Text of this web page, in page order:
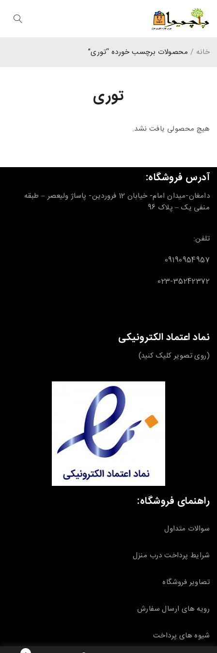
توری
خانه / محصولات برچسب خورده “توری”
هیچ محصولی یافت نشد.
آدرس فروشگاه:
دامغان-میدان امام- خیابان 12 فروردین- پاساژ ولیعصر – طبقه
منفی یک – پلاک 96
تلفن:
09190954957
023-35242372
نماد اعتماد الکترونیکی
(روی تصویر کلیک کنید)
راهنمای فروشگاه:
سوالات متداول
شرایط پرداخت درب منزل
تصاویر فروشگاه
رویه های ارسال سفارش
شیوه های پرداخت